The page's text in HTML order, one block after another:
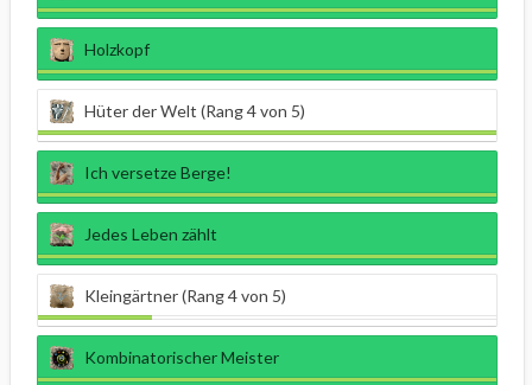
Holzkopf
Hüter der Welt (Rang 4 von 5)
Ich versetze Berge!
Jedes Leben zählt
Kleingärtner (Rang 4 von 5)
Kombinatorischer Meister